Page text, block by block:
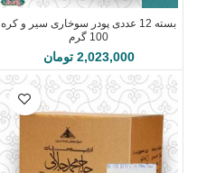
بسته 12 عددی پودر سوخاری سیر و کره
100 گرم
2,023,000 تومان